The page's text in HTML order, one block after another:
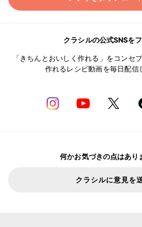
クラシルの公式SNSを
「きちんとおいしく作れる」をコンセ
作れるレシピ動画を毎日配信
何かお気づきの点はあり
クラシルに意見を